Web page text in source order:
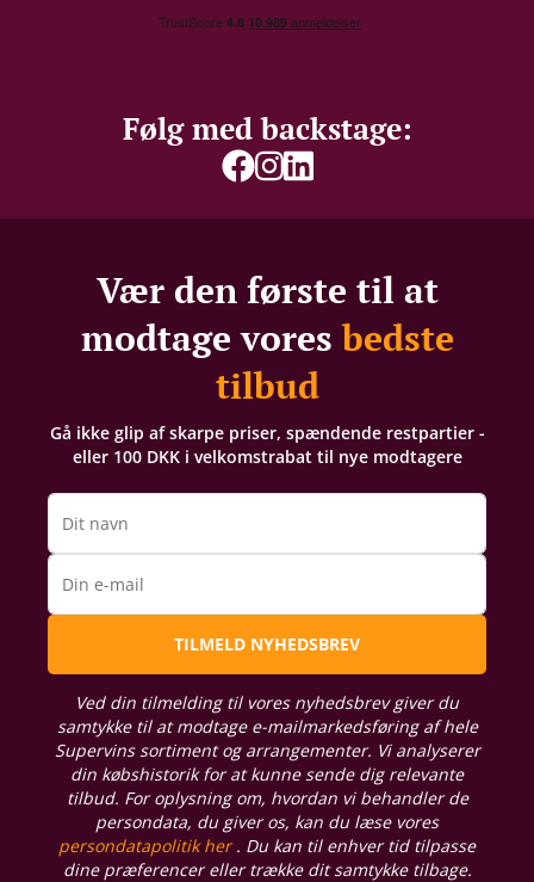
Følg med backstage:
Vær den første til at
modtage voresbedste
tilbud
Gå ikke glip af skarpe priser, spændende restpartier -
eller 100 DKK i velkomstrabat til nye modtagere
Dit navn
Din e-mail
TILMELD NYHEDSBREV
Ved din tilmelding til vores nyhedsbrev giver du
samtykke til at modtage e-mailmarkedsføring af hele
Supervins sortiment og arrangementer. Vi analyserer
din købshistorik for at kunne sende dig relevante
tilbud. For oplysning om, hvordan vi behandler de
persondata, du giver os, kan du læse vores
persondatapolitik her. Du kan til enhver tid tilpasse
dine præferencer eller trække dit samtykke tilbage.